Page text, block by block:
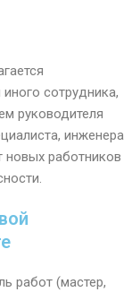
сотрудника,
руководителя
инженера
новых работников
работ (мастер,